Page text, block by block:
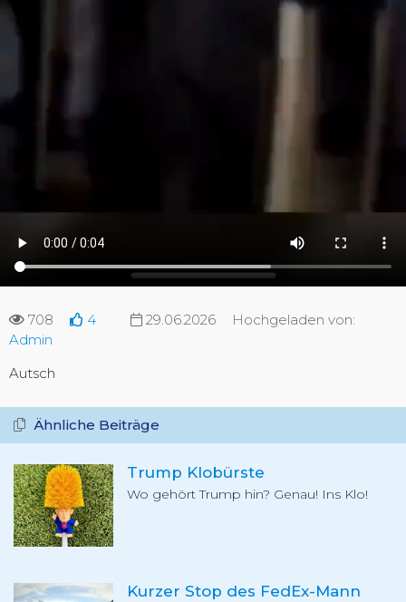
708 4 29.06.2026
Hochgeladen von:
Admin
Autsch
Ähnliche Beiträge
Trump Klobürste
Wo gehört Trump hin? Genau! Ins Klo!
Kurzer Stop des FedEx-Mann